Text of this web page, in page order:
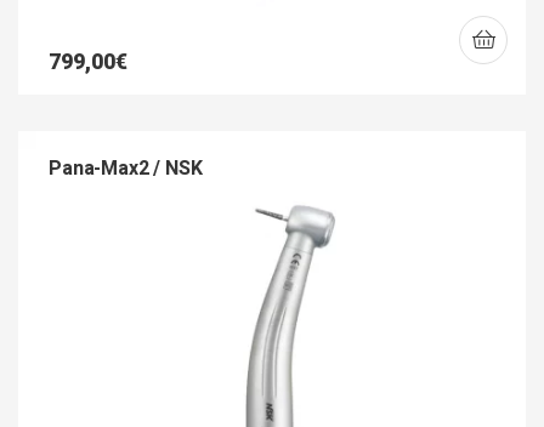
799,00€
Pana-Max2 / NSK